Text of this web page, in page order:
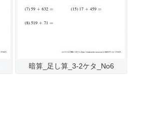
暗算_足し算_3-2ケタ_No6